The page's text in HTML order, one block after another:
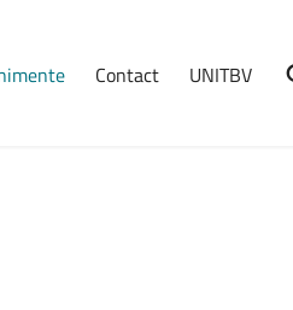
Contact UNITBV